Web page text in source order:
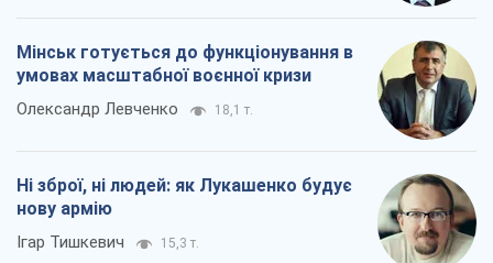
Мінськ готується до функціонування в
умовах масштабної воєнної кризи
Олександр Левченко 18,1 т.
Ні зброї, ні людей: як Лукашенко будує
нову армію
Ігар Тишкевич 15,3 т.